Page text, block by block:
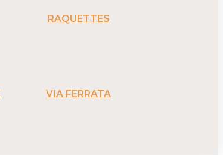
RAQUETTES
VIA FERRATA